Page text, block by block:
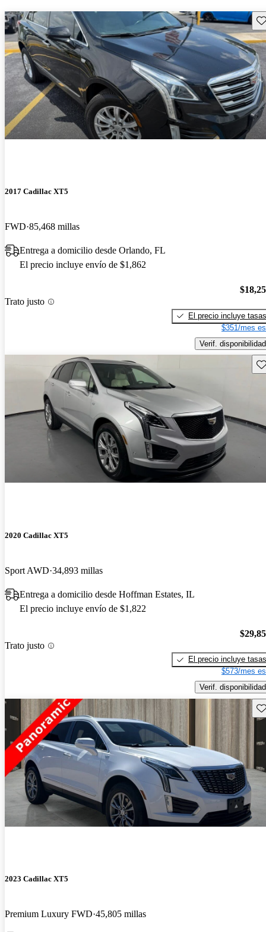
2017 Cadillac XT5
FWD 85,468 millas
Entrega a domicilio desde Orlando, FL
El precio incluye envío de $1,862
Trato justo
El precio incluye tasas
$351/mes
Verif. disponibilidad
2020 Cadillac XT5
Sport AWD 34,893 millas
Entrega a domicilio desde Hoffman Estates, IL
El precio incluye envío de $1,822
Trato justo
El precio incluye tasas
$573/mes
Verif. disponibilidad
2023 Cadillac XT5
Premium Luxury FWD 45,805 millas